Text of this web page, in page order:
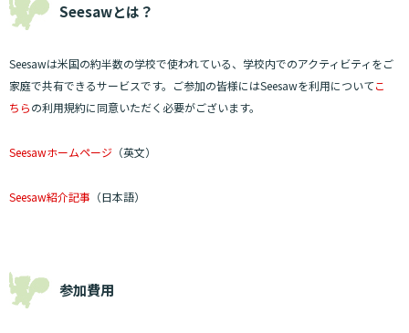
Seesawとは？
Seesawは米国の約半数の学校で使われている、学校内でのアクティビティをご
家庭で共有できるサービスです。ご参加の皆様にはSeesawを利用についてこ
ちらの利用規約に同意いただく必要がございます。
Seesawホームページ （英文）
Seesaw紹介記事 （日本語）
参加費用